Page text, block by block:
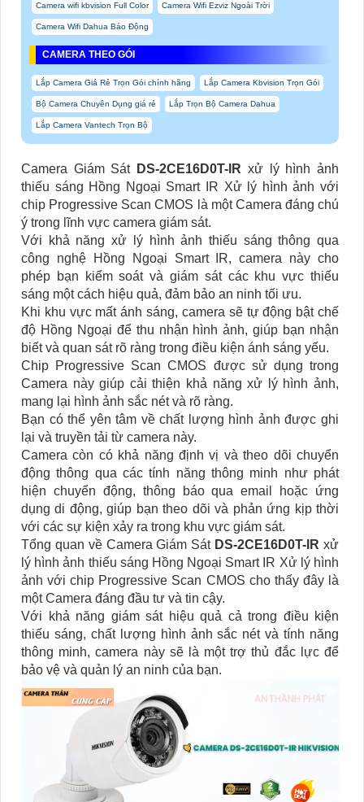
Camera wifi kbvision Full Color Camera Wifi Ezviz Ngoài Trời
Camera Wifi Dahua Báo Động
CAMERA THEO GÓI
Lắp Camera Giá Rẻ Trọn Gói chính hãng Lắp Camera Kbvision Trọn Gói
Bộ Camera Chuyên Dụng giá rẻ Lắp Trọn Bộ Camera Dahua
Lắp Camera Vantech Trọn Bộ
Camera Giám Sát DS-2CE16D0T-IR xử lý hình ảnh
thiếu sáng Hồng Ngoại Smart IR Xử lý hình ảnh với
chip Progressive Scan CMOS là một Camera đáng chú
ý trong lĩnh vực camera giám sát.
Với khả năng xử lý hình ảnh thiếu sáng thông qua
công nghệ Hồng Ngoại Smart IR, camera này cho
phép bạn kiểm soát và giám sát các khu vực thiếu
sáng một cách hiệu quả, đảm bảo an ninh tối ưu.
Khi khu vực mất ánh sáng, camera sẽ tự động bật chế
độ Hồng Ngoại để thu nhận hình ảnh, giúp bạn nhận
biết và quan sát rõ ràng trong điều kiện ánh sáng yếu.
Chip Progressive Scan CMOS được sử dụng trong
Camera này giúp cải thiện khả năng xử lý hình ảnh,
mang lại hình ảnh sắc nét và rõ ràng.
Bạn có thể yên tâm về chất lượng hình ảnh được ghi
lại và truyền tải từ camera này.
Camera còn có khả năng định vị và theo dõi chuyển
động thông qua các tính năng thông minh như phát
hiện chuyển động, thông báo qua email hoặc ứng
dụng di động, giúp bạn theo dõi và phản ứng kịp thời
với các sự kiện xảy ra trong khu vực giám sát.
Tổng quan về Camera Giám Sát DS-2CE16D0T-IR xử
lý hình ảnh thiếu sáng Hồng Ngoại Smart IR Xử lý hình
ảnh với chip Progressive Scan CMOS cho thấy đây là
một Camera đáng đầu tư và tin cậy.
Với khả năng giám sát hiệu quả cả trong điều kiện
thiếu sáng, chất lượng hình ảnh sắc nét và tính năng
thông minh, camera này sẽ là một trợ thủ đắc lực để
bảo vệ và quản lý an ninh của bạn.